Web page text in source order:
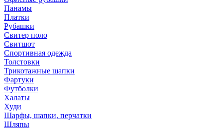
Панамы
Платки
Рубашки
Свитер поло
Свитшот
Спортивная одежда
Толстовки
Трикотажные шапки
Фартуки
Футболки
Халаты
Худи
Шарфы, шапки, перчатки
Шляпы